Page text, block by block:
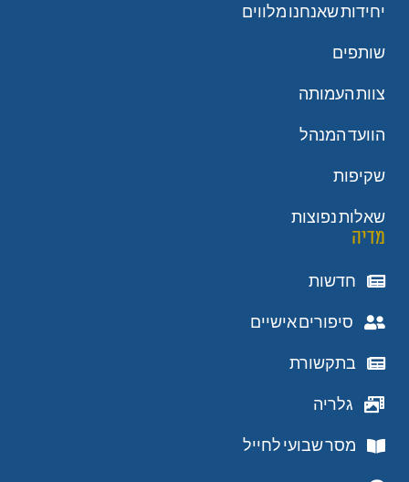
יחידות שאנחנו מלווים
שותפים
צוות העמותה
הוועד המנהל
שקיפות
שאלות נפוצות
מדיה
חדשות
סיפורים אישיים
בתקשורת
גלריה
מסר שבועי לחייל